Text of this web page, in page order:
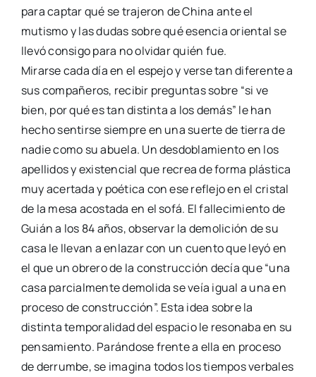
para captar qué se trajeron de China ante el
mutismo y las dudas sobre qué esencia oriental se
llevó consigo para no olvidar quién fue.
Mirarse cada día en el espejo y verse tan diferente a
sus compañeros, recibir preguntas sobre “si ve
bien, por qué es tan distinta a los demás” le han
hecho sentirse siempre en una suerte de tierra de
nadie como su abuela. Un desdoblamiento en los
apellidos y existencial que recrea de forma plástica
muy acertada y poética con ese reflejo en el cristal
de la mesa acostada en el sofá. El fallecimiento de
Guián a los 84 años, observar la demolición de su
casa le llevan a enlazar con un cuento que leyó en
el que un obrero de la construcción decía que “una
casa parcialmente demolida se veía igual a una en
proceso de construcción”. Esta idea sobre la
distinta temporalidad del espacio le resonaba en su
pensamiento. Parándose frente a ella en proceso
de derrumbe, se imagina todos los tiempos verbales